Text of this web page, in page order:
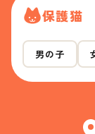
保護猫
男の子